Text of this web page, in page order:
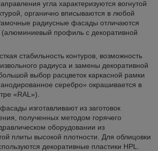
угла характеризуются вогнутой
органично вписываются в любой
радиусные фасады отличаются
профиль с декоративной
стабильность контуров, возможность
радиуса и замены декоративной
выбор расцветок каркасной рамки
серебро» окрашивается в
«RAL»).
изготавливают из заготовок
полученных методом горячего
оборудовании из
плиты высокой плотности. Для облицовки
декоративные пластики HPL.